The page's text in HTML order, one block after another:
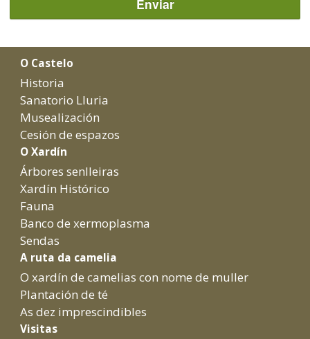
Enviar
O Castelo
Historia
Sanatorio Lluria
Musealización
Cesión de espazos
O Xardín
Árbores senlleiras
Xardín Histórico
Fauna
Banco de xermoplasma
Sendas
A ruta da camelia
O xardín de camelias con nome de muller
Plantación de té
As dez imprescindibles
Visitas